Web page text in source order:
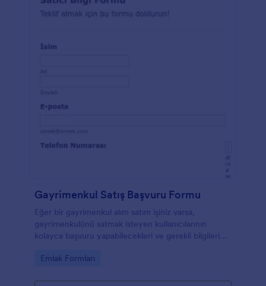
Gayrimenkul Satış Başvuru Formu
Eğer bir gayrimenkul alım satım işiniz varsa,
gayrimenkulünü satmak isteyen kullanıcılarının
kolayca başvuru yapabilecekleri ve gerekli bilgileri
Go to Category:
Emlak Formları